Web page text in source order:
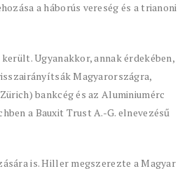
a háborús vereség és a trianoni
Ugyanakkor, annak érdekében,
Magyarországra,
bankcég és az Aluminiumérc
a Bauxit Trust A.-G. elnevezésű
is. Hiller megszerezte a Magyar